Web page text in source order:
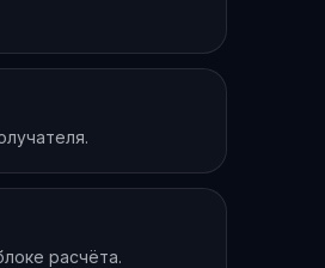
расчёта.